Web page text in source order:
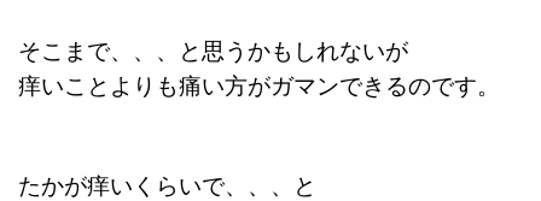
そこまで、、、と思うかもしれないが
痒いことよりも痛い方がガマンできるのです。
たかが痒いくらいで、、、
と